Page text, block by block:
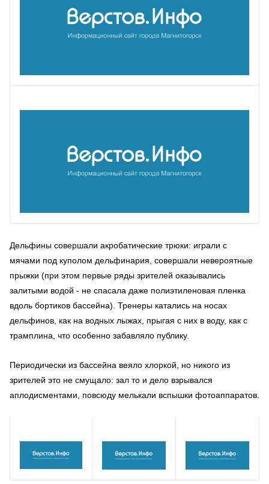
Дельфины совершали акробатические трюки: играли с
мячами под куполом дельфинария, совершали невероятные
прыжки (при этом первые ряды зрителей оказывались
залитыми водой - не спасала даже полиэтиленовая пленка
вдоль бортиков бассейна). Тренеры катались на носах
дельфинов, как на водных лыжах, прыгая с них в воду, как с
трамплина, что особенно забавляло публику.
Периодически из бассейна веяло хлоркой, но никого из
зрителей это не смущало: зал то и дело взрывался
аплодисментами, повсюду мелькали вспышки фотоаппаратов.